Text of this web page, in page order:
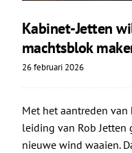
Kabinet-Jetten
machtsblok
26 februari 2026
Met het aantreden
leiding van Rob
nieuwe wind waaien.